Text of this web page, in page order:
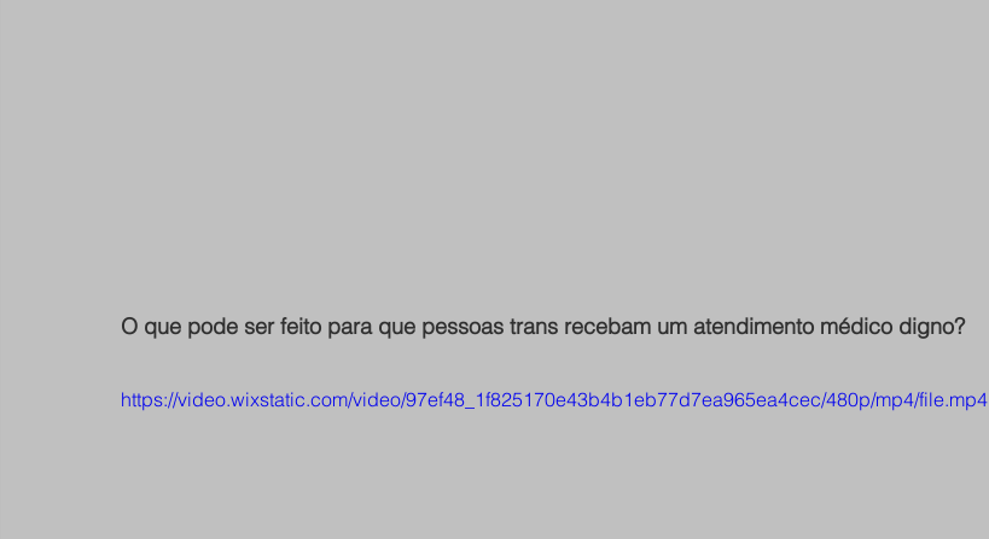
O que pode ser feito para que pessoas trans recebam um atendimento médico digno?
https://video.wixstatic.com/video/97ef48_1f825170e43b4b1eb77d7ea965ea4cec/480p/mp4/file.mp4